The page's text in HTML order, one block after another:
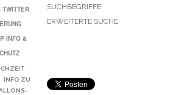
TWITTER
INFO &
INFO ZU
SUCHBEGRIFFE
ERWEITERTE SUCHE